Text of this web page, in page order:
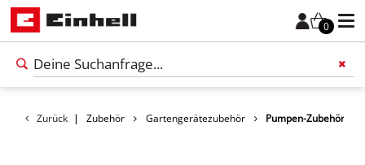
0
Füge
Zurück | Zubehör Gartengerätezubehör Pumpen-Zubehör